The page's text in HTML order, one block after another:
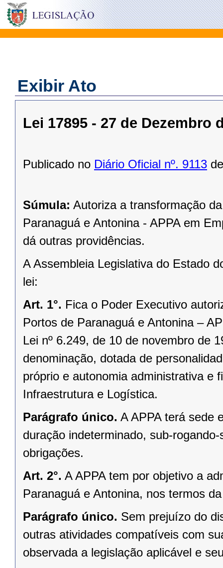
Exibir Ato
Lei 17895 - 27 de Dezembro
Publicado no Diário Oficial nº. 9113
Súmula: Autoriza a transformação
Paranaguá e Antonina - APPA em
dá outras providências.
A Assembleia Legislativa do Estado
lei:
Art. 1°. Fica o Poder Executivo
Portos de Paranaguá e Antonina –
Lei nº 6.249, de 10 de novembro de
denominação, dotada de
próprio e autonomia administrativa e
Infraestrutura e Logística.
Parágrafo único. A APPA terá sede
duração indeterminado, sub-
obrigações.
Art. 2°. A APPA tem por objetivo a
Paranaguá e Antonina, nos termos
Parágrafo único. Sem prejuízo do
outras atividades compatíveis com
observada a legislação aplicável e